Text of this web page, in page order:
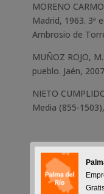
MORENO
Madrid, 1963. 3ª
Ambrosio de
MUÑOZ ROJO,
pueblo. Jaén,
NIETO
Media (855-